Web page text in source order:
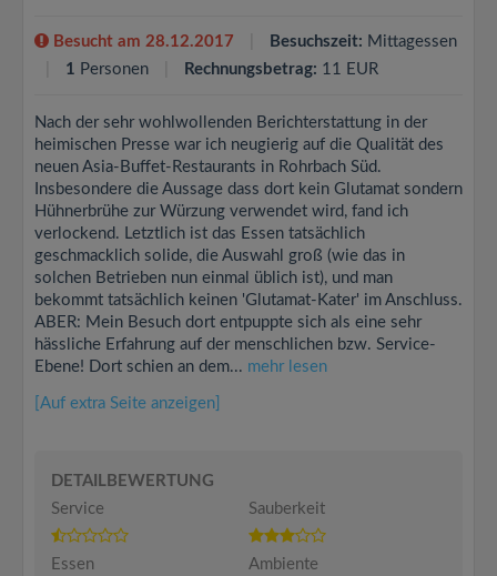
Besucht am 28.12.2017 Besuchszeit: Mittagessen
1 Personen Rechnungsbetrag: 11 EUR
Nach der sehr wohlwollenden Berichterstattung in der
heimischen Presse war ich neugierig auf die Qualität des
neuen Asia-Buffet-Restaurants in Rohrbach Süd.
Insbesondere die Aussage dass dort kein Glutamat sondern
Hühnerbrühe zur Würzung verwendet wird, fand ich
verlockend. Letztlich ist das Essen tatsächlich
geschmacklich solide, die Auswahl groß (wie das in
solchen Betrieben nun einmal üblich ist), und man
bekommt tatsächlich keinen 'Glutamat-Kater' im Anschluss.
ABER: Mein Besuch dort entpuppte sich als eine sehr
hässliche Erfahrung auf der menschlichen bzw. Service-
Ebene! Dort schien an dem... mehr lesen
[Auf extra Seite anzeigen]
DETAILBEWERTUNG
Service
Sauberkeit
Essen Ambiente